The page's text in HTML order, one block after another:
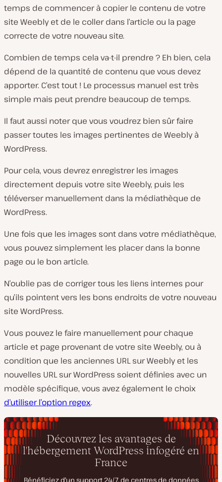
temps de commencer à copier le contenu de votre
site Weebly et de le coller dans l’article ou la page
correcte de votre nouveau site.
Combien de temps cela va-t-il prendre ? Eh bien, cela
dépend de la quantité de contenu que vous devez
apporter. C’est tout ! Le processus manuel est très
simple mais peut prendre beaucoup de temps.
Il faut aussi noter que vous voudrez bien sûr faire
passer toutes les images pertinentes de Weebly à
WordPress.
Pour cela, vous devrez enregistrer les images
directement depuis votre site Weebly, puis les
téléverser manuellement dans la médiathèque de
WordPress.
Une fois que les images sont dans votre médiathèque,
vous pouvez simplement les placer dans la bonne
page ou le bon article.
N’oublie pas de corriger tous les liens internes pour
qu’ils pointent vers les bons endroits de votre nouveau
site WordPress.
Vous pouvez le faire manuellement pour chaque
article et page provenant de votre site Weebly, ou à
condition que les anciennes URL sur Weebly et les
nouvelles URL sur WordPress soient définies avec un
modèle spécifique, vous avez également le choix
d’utiliser l’option regex.